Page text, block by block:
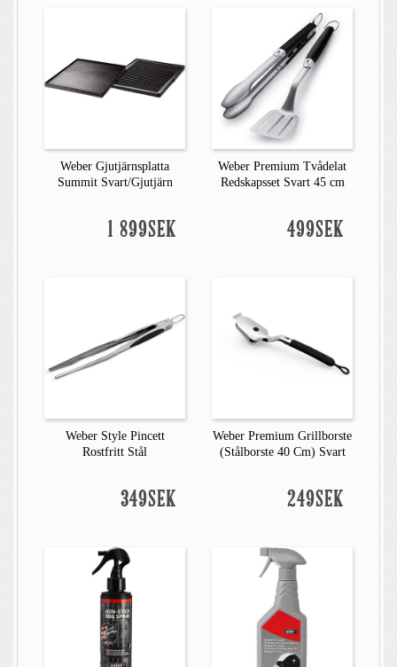
Weber Gjutjärnsplatta
Summit Svart/Gjutjärn
1 899SEK
Weber Premium Tvådelat
Redskapsset Svart 45 cm
499SEK
Weber Style Pincett
Rostfritt Stål
349SEK
Weber Premium Grillborste
(Stålborste 40 Cm) Svart
249SEK